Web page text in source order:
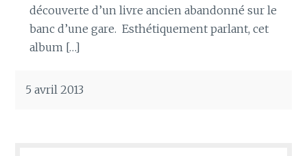
découverte d’un livre ancien abandonné sur le
banc d’une gare. Esthétiquement parlant, cet
album […]
5 avril 2013